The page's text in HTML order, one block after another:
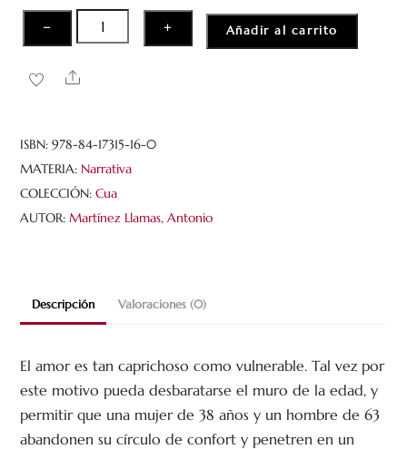
5
−
Blues
en
la
cantidad
+ Añadir al carrito
Share
ISBN:978-84-17315-16-0
MATERIA: Narrativa
COLECCIÓN:Cua
AUTOR:Martínez Llamas, Antonio
Descripción Valoraciones (0)
El amor es tan caprichoso como vulnerable. Tal vez por
este motivo pueda desbaratarse el muro de la edad, y
permitir que una mujer de 38 años y un hombre de 63
abandonen su círculo de confort y penetren en un